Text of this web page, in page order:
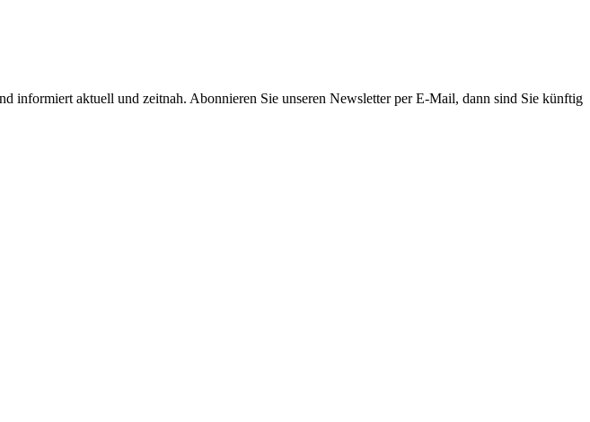
informiert aktuell und zeitnah. Abonnieren Sie unseren Newsletter per E-Mail, dann sind Sie künftig